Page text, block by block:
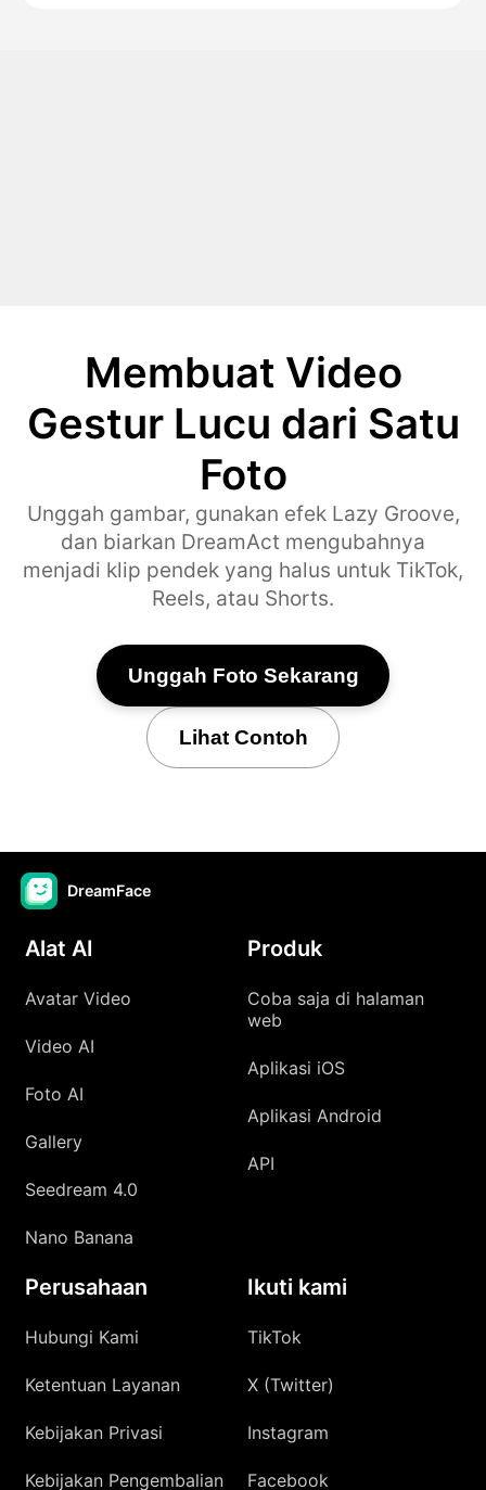
Membuat Video
Gestur Lucu dari Satu
Foto
Unggah gambar, gunakan efek Lazy Groove,
dan biarkan DreamAct mengubahnya
menjadi klip pendek yang halus untuk TikTok,
Reels, atau Shorts.
Unggah Foto Sekarang
Lihat Contoh
DreamFace
Alat AI
Avatar Video
Video AI
Foto AI
Gallery
Seedream 4.0
Nano Banana
Produk
Coba saja di halaman
web
Aplikasi iOS
Aplikasi Android
API
Perusahaan
Hubungi Kami
Ketentuan Layanan
Kebijakan Privasi
Kebijakan Pengembalian
Ikuti kami
TikTok
X (Twitter)
Instagram
Facebook